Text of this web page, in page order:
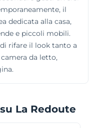
il
dedicata alla casa,
e piccoli mobili.
rifare il look tanto a
da letto,
La Redoute